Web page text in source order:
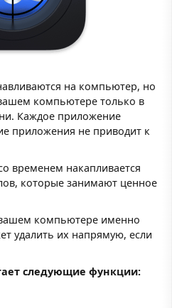
на компьютер, но
компьютере только в
Каждое приложение
приложения не приводит к
временем накапливается
которые занимают ценное
компьютере именно
удалить их напрямую, если
следующие функции: